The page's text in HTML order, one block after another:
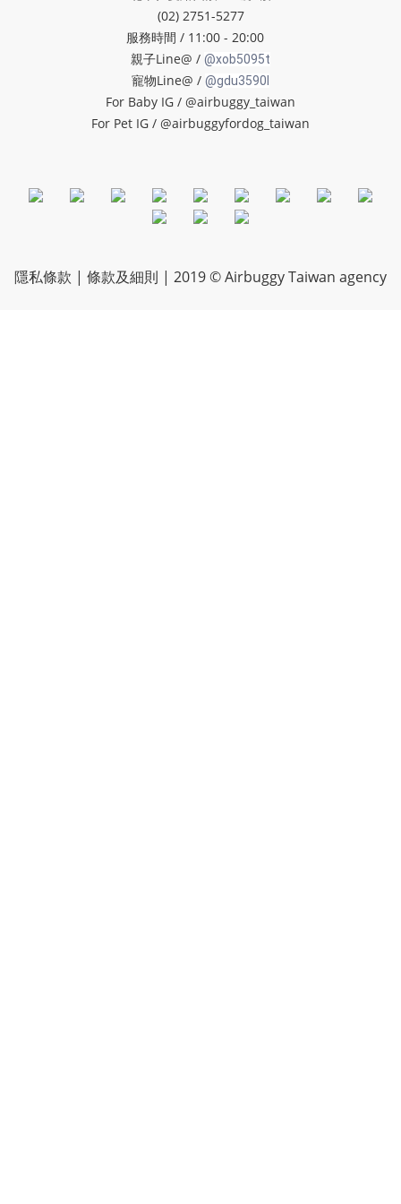
(02) 2751-5277
服務時間 / 11:00 - 20:00
親子Line@ / @xob5095t
寵物Line@ / @gdu3590l
For Baby IG / @airbuggy_taiwan
For Pet IG / @airbuggyfordog_taiwan
隱私條款 | 條款及細則 | 2019 © Airbuggy Taiwan agency